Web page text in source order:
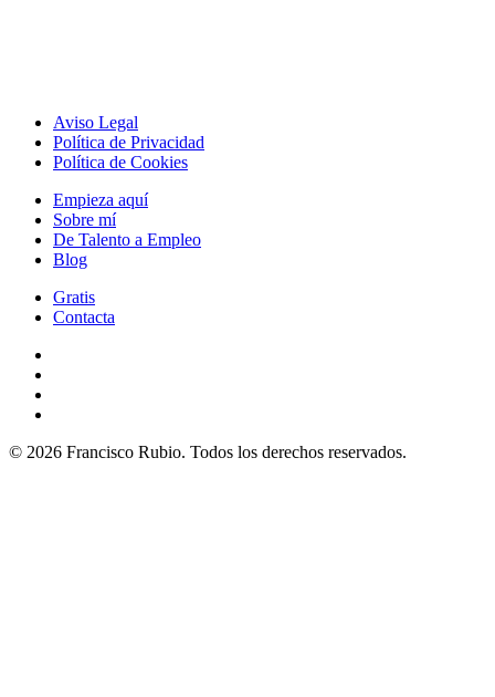
Aviso Legal
Política de Privacidad
Política de Cookies
Empieza aquí
Sobre mí
De Talento a Empleo
Blog
Gratis
Contacta
© 2026 Francisco Rubio. Todos los derechos reservados.